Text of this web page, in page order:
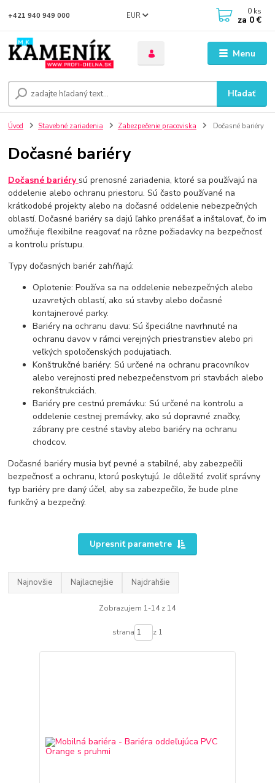
Menu
EUR
Hľadať
+421 940 949 000 0 ks
za 0 €
Úvod Stavebné zariadenia Zabezpečenie pracoviska Dočasné bariéry
Dočasné bariéry
Dočasné bariéry sú prenosné zariadenia, ktoré sa používajú na
oddelenie alebo ochranu priestoru. Sú často používané na
krátkodobé projekty alebo na dočasné oddelenie nebezpečných
oblastí. Dočasné bariéry sa dajú ľahko prenášať a inštalovať, čo im
umožňuje flexibilne reagovať na rôzne požiadavky na bezpečnosť
a kontrolu prístupu.
Typy dočasných bariér zahŕňajú:
Oplotenie: Používa sa na oddelenie nebezpečných alebo
uzavretých oblastí, ako sú stavby alebo dočasné
kontajnerové parky.
Bariéry na ochranu davu: Sú špeciálne navrhnuté na
ochranu davov v rámci verejných priestranstiev alebo pri
veľkých spoločenských podujatiach.
Konštrukčné bariéry: Sú určené na ochranu pracovníkov
alebo verejnosti pred nebezpečenstvom pri stavbách alebo
rekonštrukciách.
Bariéry pre cestnú premávku: Sú určené na kontrolu a
oddelenie cestnej premávky, ako sú dopravné značky,
zábrany pre cestné stavby alebo bariéry na ochranu
chodcov.
Dočasné bariéry musia byť pevné a stabilné, aby zabezpečili
bezpečnosť a ochranu, ktorú poskytujú. Je dôležité zvoliť správny
typ bariéry pre daný účel, aby sa zabezpečilo, že bude plne
funkčný a bezpečný.
Upresniť parametre
Najnovšie Najlacnejšie Najdrahšie
Zobrazujem 1-14 z 14
strana z 1